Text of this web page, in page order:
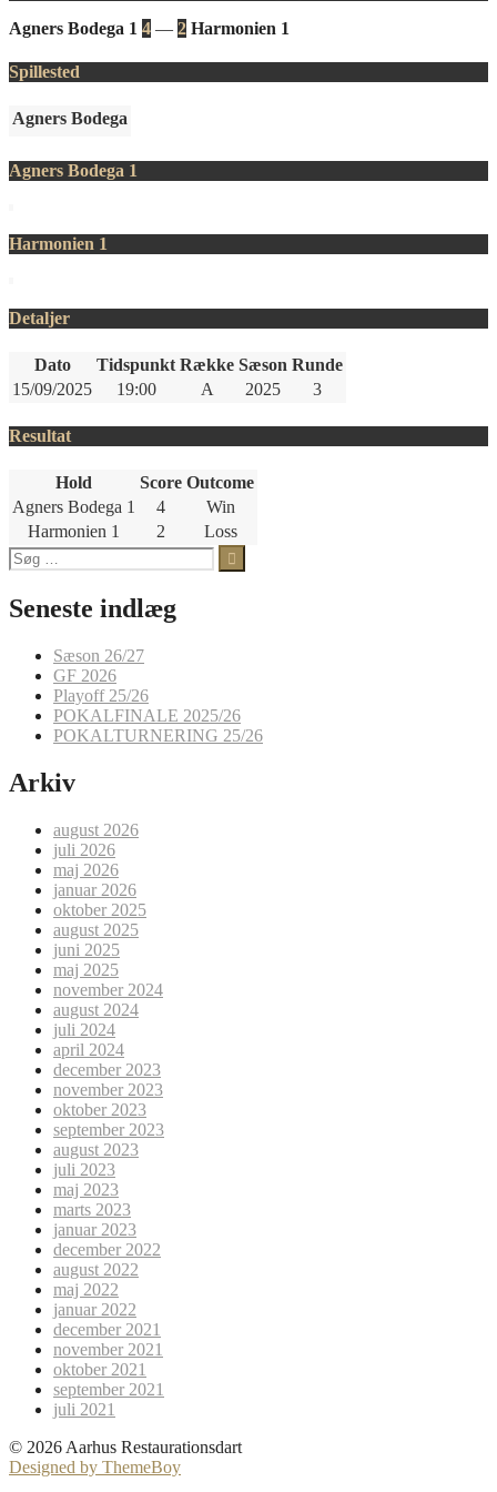
Agners Bodega 1 4 — 2 Harmonien 1
Spillested
Agners Bodega
Agners Bodega 1
Harmonien 1
Detaljer
Dato Tidspunkt Række Sæson Runde
15/09/2025
19:00 A 2025 3
Resultat
Hold Score Outcome
Agners Bodega 1
4
Win
Harmonien 1
2
Loss
Søg
efter:
Seneste indlæg
Sæson 26/27
GF 2026
Playoff 25/26
POKALFINALE 2025/26
POKALTURNERING 25/26
Arkiv
august 2026
juli 2026
maj 2026
januar 2026
oktober 2025
august 2025
juni 2025
maj 2025
november 2024
august 2024
juli 2024
april 2024
december 2023
november 2023
oktober 2023
september 2023
august 2023
juli 2023
maj 2023
marts 2023
januar 2023
december 2022
august 2022
maj 2022
januar 2022
december 2021
november 2021
oktober 2021
september 2021
juli 2021
© 2026 Aarhus Restaurationsdart
Designed by ThemeBoy